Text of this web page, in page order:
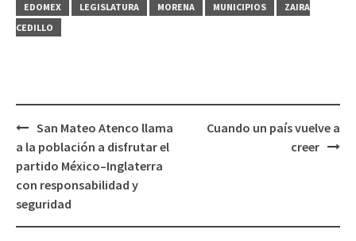
EDOMEX
LEGISLATURA MORENA MUNICIPIOS
ZAIRA
CEDILLO
Post
navigation
San Mateo Atenco llama
a la población a disfrutar el
partido México–Inglaterra
con responsabilidad y
seguridad
Cuando un país vuelve a
creer